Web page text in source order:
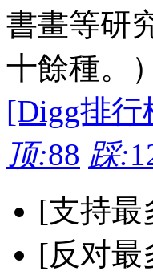
書畫等研
十餘種。）
[Digg排行
顶:88 踩:
[支持最
[反对最